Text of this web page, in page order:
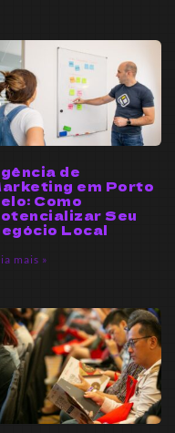
de
em Porto
Como
Seu
Local
mais »